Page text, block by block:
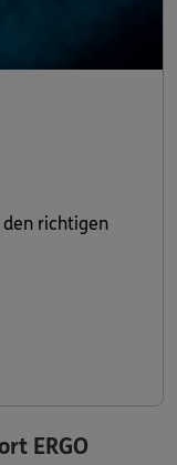
den richtigen
ERGO